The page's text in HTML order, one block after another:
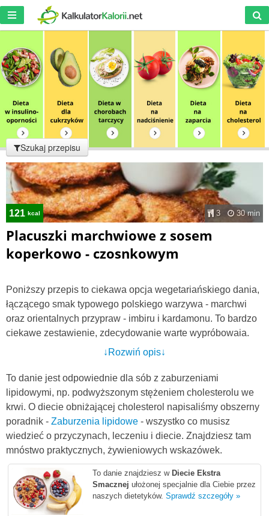
Szukaj przepisu
121 kcal 3 30 min
Placuszki marchwiowe z sosem
koperkowo - czosnkowym
Poniższy przepis to ciekawa opcja wegetariańskiego dania,
łączącego smak typowego polskiego warzywa - marchwi
oraz orientalnych przypraw - imbiru i kardamonu. To bardzo
ciekawe zestawienie, zdecydowanie warte wypróbowaia.
Placuszki marchwiowe świetnie sprawdzą się jako danie
przełożyc ja ręcznik papierowy, który wchłonie nadmiar
tłuszczu.
Aby danie nie było suche, proponuję placuszki podawać z
dietetycznym sosem na bazie jogurtu, z dodatkiem czosnku i
koperku. Dobrze przyprawiony smakuje naprawdę
czy dietetycznych chipsów.
Pamiętajcie, że dania smażone powinny pojaiwć się w
diecie niezbyt często, ale nie ma konieczności zupełnie z
↓Rozwiń opis↓
To danie jest odpowiednie dla sób z zaburzeniami
lipidowymi, np. podwyższonym stężeniem cholesterolu we
krwi. O diecie obniżającej cholesterol napisaliśmy obszerny
poradnik - Zaburzenia lipidowe - wszystko co musisz
wiedzieć o przyczynach, leczeniu i diecie. Znajdziesz tam
mnóstwo praktycznych, żywieniowych wskazówek.
To danie znajdziesz w Diecie Ekstra
Smacznej ułożonej specjalnie dla Ciebie przez
naszych dietetyków. Sprawdź szczegóły »